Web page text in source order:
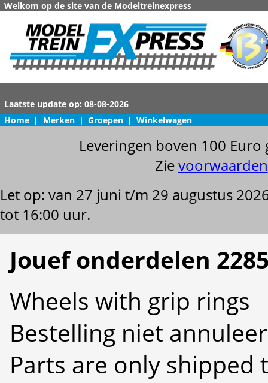
Welkom op de site van de Modeltreinexpress
Home | Merken | Groepen | Winkelwagen
Leveringen boven 100
Zievoorwaarden
Let op: van 27 juni t/m 29 augustus
tot 16:00 uur.
Jouef onderdelen
Wheels with grip rings
Bestelling niet
Parts are only shipped